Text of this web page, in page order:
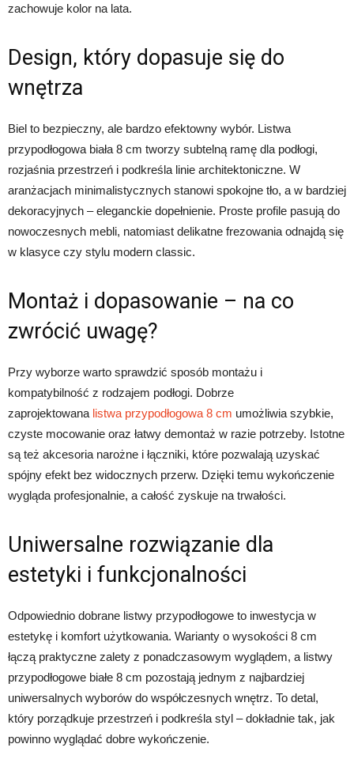
zachowuje kolor na lata.
Design, który dopasuje się do
wnętrza
Biel to bezpieczny, ale bardzo efektowny wybór. Listwa
przypodłogowa biała 8 cm tworzy subtelną ramę dla podłogi,
rozjaśnia przestrzeń i podkreśla linie architektoniczne. W
aranżacjach minimalistycznych stanowi spokojne tło, a w bardziej
dekoracyjnych – eleganckie dopełnienie. Proste profile pasują do
nowoczesnych mebli, natomiast delikatne frezowania odnajdą się
w klasyce czy stylu modern classic.
Montaż i dopasowanie – na co
zwrócić uwagę?
Przy wyborze warto sprawdzić sposób montażu i
kompatybilność z rodzajem podłogi. Dobrze
zaprojektowana listwa przypodłogowa 8 cm umożliwia szybkie,
czyste mocowanie oraz łatwy demontaż w razie potrzeby. Istotne
są też akcesoria narożne i łączniki, które pozwalają uzyskać
spójny efekt bez widocznych przerw. Dzięki temu wykończenie
wygląda profesjonalnie, a całość zyskuje na trwałości.
Uniwersalne rozwiązanie dla
estetyki i funkcjonalności
Odpowiednio dobrane listwy przypodłogowe to inwestycja w
estetykę i komfort użytkowania. Warianty o wysokości 8 cm
łączą praktyczne zalety z ponadczasowym wyglądem, a listwy
przypodłogowe białe 8 cm pozostają jednym z najbardziej
uniwersalnych wyborów do współczesnych wnętrz. To detal,
który porządkuje przestrzeń i podkreśla styl – dokładnie tak, jak
powinno wyglądać dobre wykończenie.